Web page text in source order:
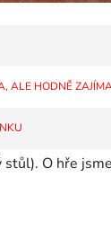
ALE HODNĚ
O hře